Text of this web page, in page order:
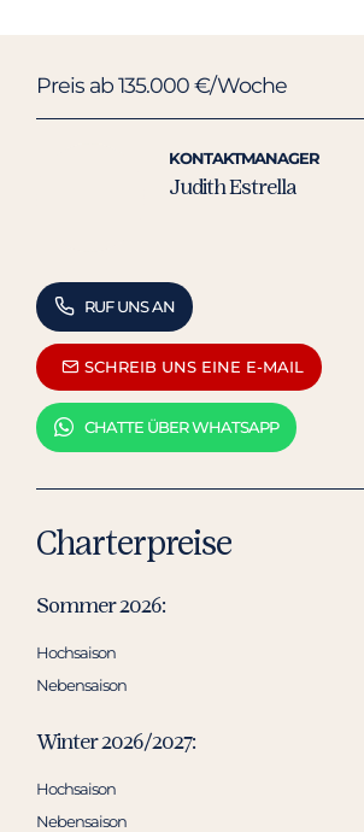
Preis ab 135.000 €/Woche
KONTAKTMANAGER
Judith Estrella
RUF UNS AN
SCHREIB UNS EINE E-MAIL
CHATTE ÜBER WHATSAPP
Charterpreise
Sommer 2026:
Hochsaison
Nebensaison
Winter 2026/2027:
Hochsaison
Nebensaison